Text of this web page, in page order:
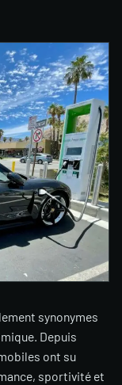
synonymes
Depuis
ont su
sportivité et